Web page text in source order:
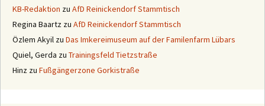
KB-Redaktion zu AfD Reinickendorf Stammtisch
Regina Baartz zu AfD Reinickendorf Stammtisch
Özlem Akyil zu Das Imkereimuseum auf der Familenfarm Lübars
Quiel, Gerda zu Trainingsfeld Tietzstraße
Hinz zu Fußgängerzone Gorkistraße